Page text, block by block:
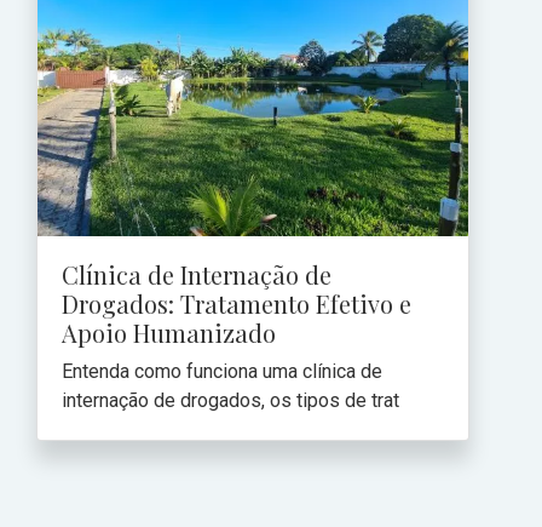
Clínica de Internação de
Drogados: Tratamento Efetivo e
Apoio Humanizado
Entenda como funciona uma clínica de
internação de drogados, os tipos de trat